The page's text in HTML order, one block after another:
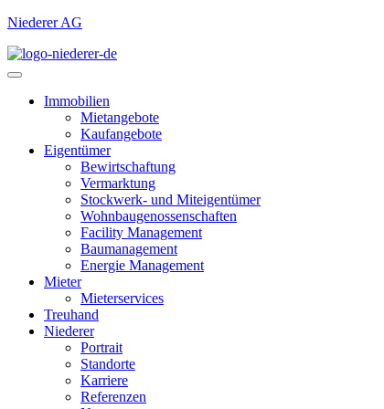
Niederer AG
Immobilien
Mietangebote
Kaufangebote
Eigentümer
Bewirtschaftung
Vermarktung
Stockwerk- und Miteigentümer
Wohnbaugenossenschaften
Facility Management
Baumanagement
Energie Management
Mieter
Mieterservices
Treuhand
Niederer
Portrait
Standorte
Karriere
Referenzen